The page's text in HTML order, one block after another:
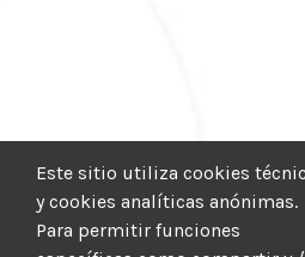
Este sitio utiliza cookies
y cookies analíticas anónimas.
Para permitir funciones